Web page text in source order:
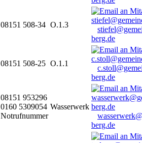
08151 508-34 O.1.3
berg.de
08151 508-25 O.1.1
berg.de
08151 953296
0160 5309054
Notrufnummer
Wasserwerk
berg.de